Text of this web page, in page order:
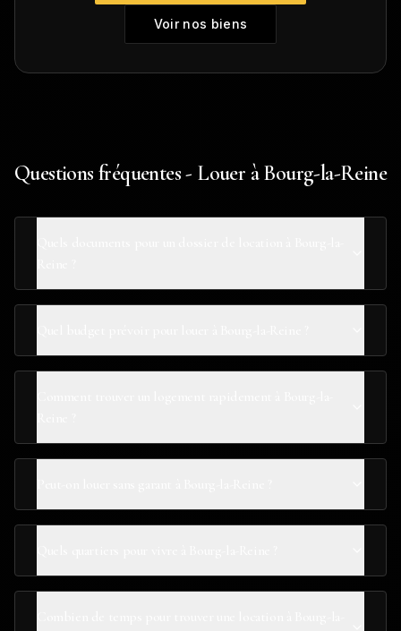
Voir nos biens
Questions fréquentes - Louer à Bourg-la-Reine